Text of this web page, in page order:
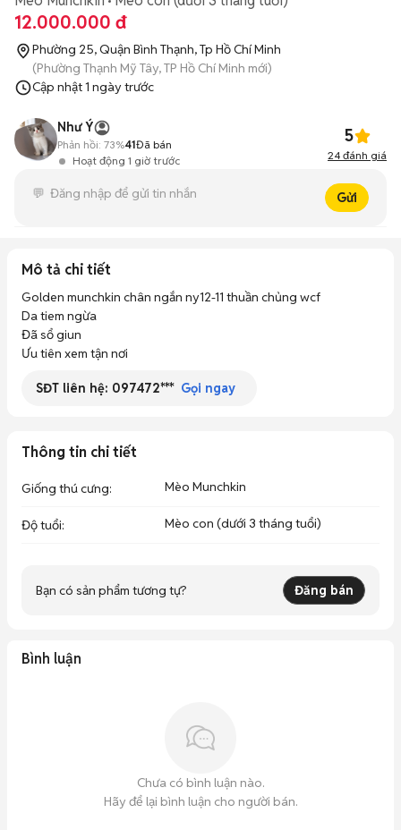
12.000.000 đ
Phường 25, Quận Bình Thạnh, Tp Hồ Chí Minh
(Phường Thạnh Mỹ Tây, TP Hồ Chí Minh mới)
Cập nhật1 ngày trước
Như Ý
Hoạt động 1 giờ trước
Phản hồi: 73%41Đã bán 5
24 đánh giá
Gửi
Mô tả chi tiết
Golden munchkin chân ngắn ny12-11 thuần chủng wcf
Da tiem ngừa
Đã sổ giun
Ưu tiên xem tận nơi
SĐT liên hệ: 097472*** Gọi ngay
Thông tin chi tiết
Giống thú cưng: Mèo Munchkin
Độ tuổi: Mèo con (dưới 3 tháng tuổi)
Bạn có sản phẩm tương tự? Đăng bán
Bình luận
Chưa có bình luận nào.
Hãy để lại bình luận cho người bán.